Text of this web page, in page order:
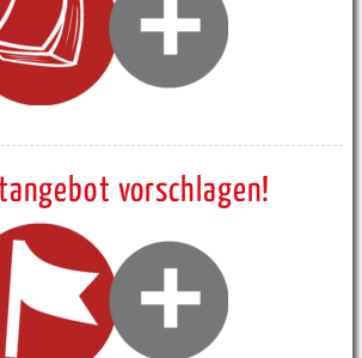
vorschlagen!